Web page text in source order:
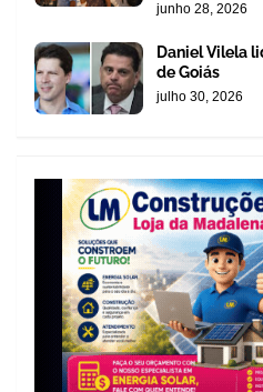
junho 28, 2026
Daniel Vilela
de Goiás
julho 30, 2026